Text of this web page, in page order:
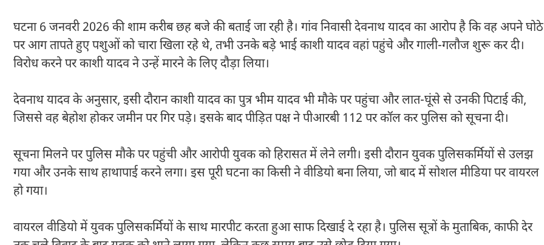
घटना 6 जनवरी 2026 की शाम करीब छह बजे की बताई जा रही है। गांव निवासी देवनाथ यादव का आरोप है कि वह अपने घोठे
पर आग तापते हुए पशुओं को चारा खिला रहे थे, तभी उनके बड़े भाई काशी यादव वहां पहुंचे और गाली-गलौज शुरू कर दी।
विरोध करने पर काशी यादव ने उन्हें मारने के लिए दौड़ा लिया।
देवनाथ यादव के अनुसार, इसी दौरान काशी यादव का पुत्र भीम यादव भी मौके पर पहुंचा और लात-घूंसे से उनकी पिटाई की,
जिससे वह बेहोश होकर जमीन पर गिर पड़े। इसके बाद पीड़ित पक्ष ने पीआरबी 112 पर कॉल कर पुलिस को सूचना दी।
सूचना मिलने पर पुलिस मौके पर पहुंची और आरोपी युवक को हिरासत में लेने लगी। इसी दौरान युवक पुलिसकर्मियों से उलझ
गया और उनके साथ हाथापाई करने लगा। इस पूरी घटना का किसी ने वीडियो बना लिया, जो बाद में सोशल मीडिया पर वायरल
हो गया।
वायरल वीडियो में युवक पुलिसकर्मियों के साथ मारपीट करता हुआ साफ दिखाई दे रहा है। पुलिस सूत्रों के मुताबिक, काफी देर